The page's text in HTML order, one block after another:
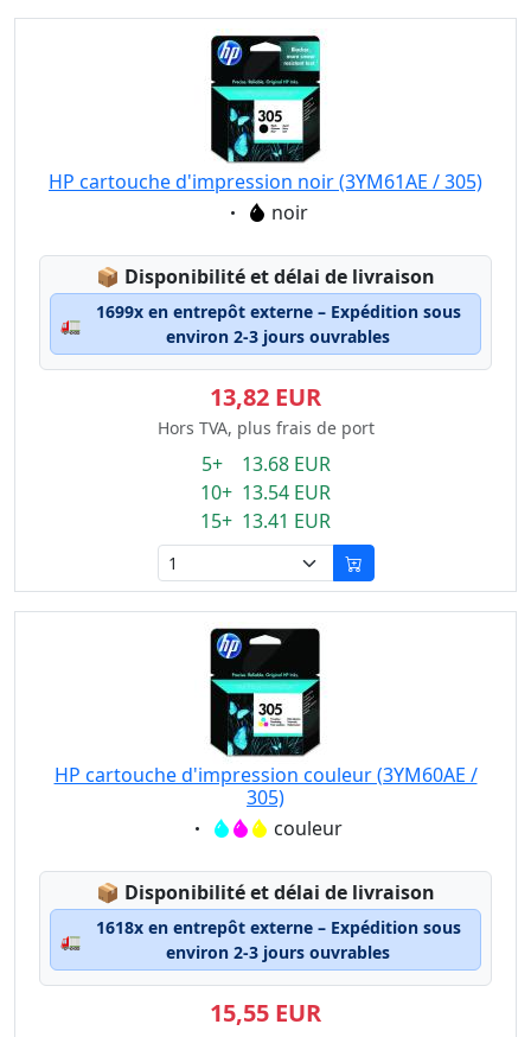
HP cartouche d'impression noir (3YM61AE / 305)
Eigenschaft:
noir
📦 Lagerstatus:
Disponibilité et délai de livraison
🚛
1699x en entrepôt externe – Expédition sous
environ 2-3 jours ouvrables
13,82 EUR
Hors TVA, plus frais de port
5+ 13.68 EUR
10+ 13.54 EUR
15+ 13.41 EUR
HP cartouche d'impression couleur (3YM60AE /
305)
Eigenschaft:couleur
📦 Lagerstatus:
Disponibilité et délai de livraison
🚛
1618x en entrepôt externe – Expédition sous
environ 2-3 jours ouvrables
15,55 EUR